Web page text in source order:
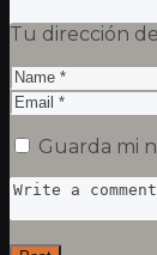
Tu dirección
Guarda mi